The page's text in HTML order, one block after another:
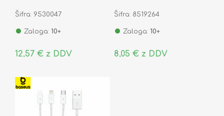
Šifra: 9530047
Zaloga: 10+
12,57 € z DDV
Šifra: 8519264
Zaloga: 10+
8,05 € z DDV